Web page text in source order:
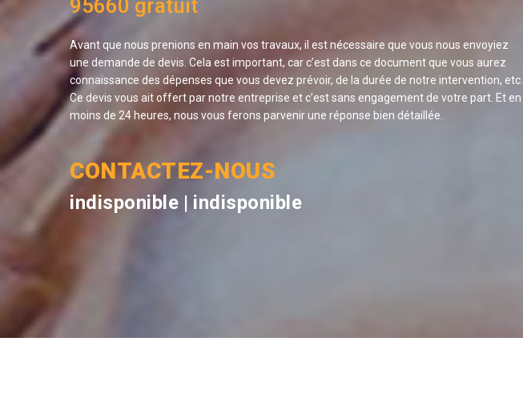
95660 gratuit
Avant que nous prenions en main vos travaux, il est nécessaire que vous nous envoyiez
une demande de devis. Cela est important, car c’est dans ce document que vous aurez
connaissance des dépenses que vous devez prévoir, de la durée de notre intervention, etc.
Ce devis vous ait offert par notre entreprise et c’est sans engagement de votre part. Et en
moins de 24 heures, nous vous ferons parvenir une réponse bien détaillée.
CONTACTEZ-NOUS
indisponible | indisponible